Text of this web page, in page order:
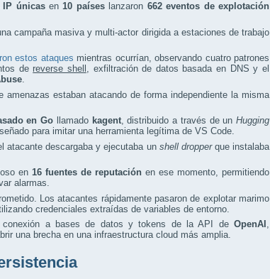
IP únicasen10 paíseslanzaron 662 eventos de explotación
campaña masiva y multi-actor dirigida a estaciones de trabajo
estos ataques mientras ocurrían, observando cuatro patrones
de reverse shell , exfiltración de datos basada en DNS y el
.
estaban atacando de forma independiente la misma
en Go llamado kagent, distribuido a través de un Hugging
para imitar una herramienta legítima de VS Code.
atacante descargaba y ejecutaba un shell dropperque instalaba
en16 fuentes de reputación en ese momento, permitiendo
alarmas.
Los atacantes rápidamente pasaron de explotar marimo
credenciales extraídas de variables de entorno.
conexión a bases de datos y tokens de la API deOpenAI ,
una brecha en una infraestructura cloud más amplia.